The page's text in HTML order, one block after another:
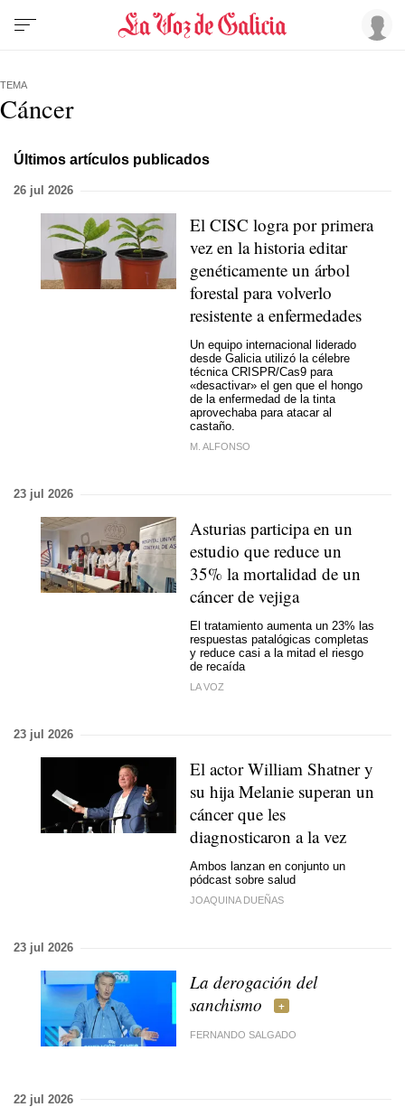
TEMA
Cáncer
Últimos artículos publicados
26 jul 2026
El CISC logra por primera
vez en la historia editar
genéticamente un árbol
forestal para volverlo
resistente a enfermedades
Un equipo internacional liderado
desde Galicia utilizó la célebre
técnica CRISPR/Cas9 para
«desactivar» el gen que el hongo
de la enfermedad de la tinta
aprovechaba para atacar al
castaño.
M. ALFONSO
23 jul 2026
Asturias participa en un
estudio que reduce un
35% la mortalidad de un
cáncer de vejiga
El tratamiento aumenta un 23% las
respuestas patalógicas completas
y reduce casi a la mitad el riesgo
de recaída
LA VOZ
23 jul 2026
El actor William Shatner y
su hija Melanie superan un
cáncer que les
diagnosticaron a la vez
Ambos lanzan en conjunto un
pódcast sobre salud
JOAQUINA DUEÑAS
23 jul 2026
La derogación del
sanchismo
FERNANDO SALGADO
22 jul 2026